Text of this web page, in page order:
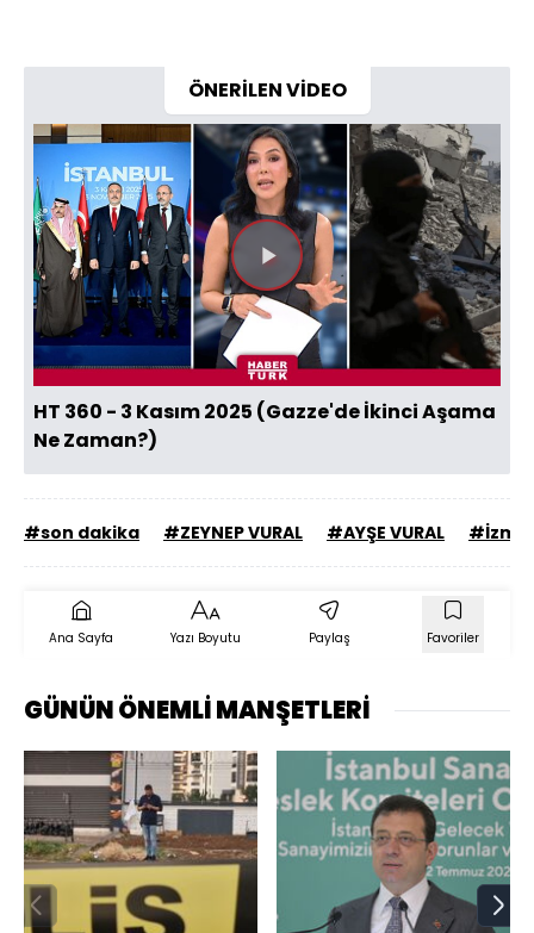
ÖNERİLEN VİDEO
Videoyu
Oynat
HT 360 - 3 Kasım 2025 (Gazze'de İkinci Aşama
Ne Zaman?)
#son dakika #ZEYNEP VURAL #AYŞE VURAL #İzmir
Ana Sayfa Yazı Boyutu Paylaş Favoriler
GÜNÜN ÖNEMLİ MANŞETLERİ